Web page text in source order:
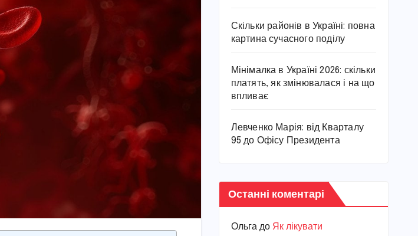
Скільки районів в Україні: повна
картина сучасного поділу
Мінімалка в Україні 2026: скільки
платять, як змінювалася і на що
впливає
Левченко Марія: від Кварталу
95 до Офісу Президента
Останні коментарі
Ольгадо Як лікувати